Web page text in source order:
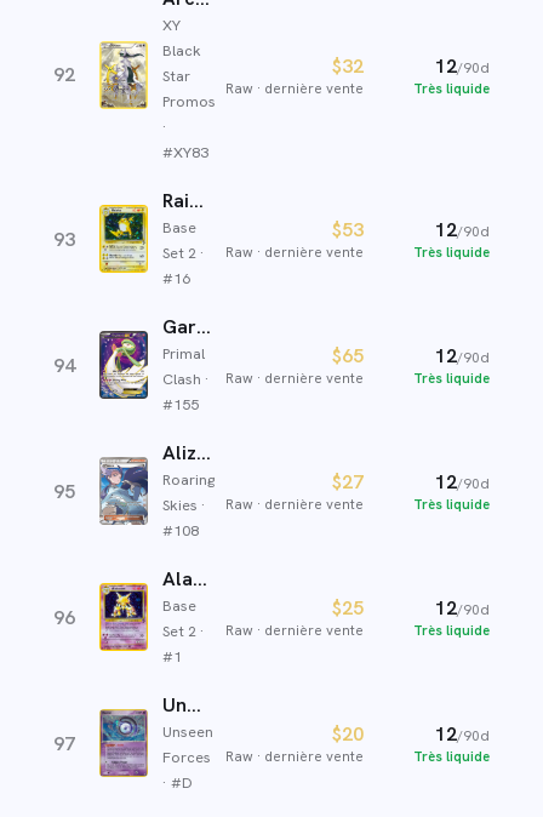
92
XY
Black
Star
Promos
·
#XY83
$32
Raw · dernière vente
12/90d
Très liquide
93
Raichu
Base
Set 2 ·
#16
$53
Raw · dernière vente
12/90d
Très liquide
94
Gardevoir EX
Primal
Clash ·
#155
$65
Raw · dernière vente
12/90d
Très liquide
95
Alizée
Roaring
Skies ·
#108
$27
Raw · dernière vente
12/90d
Très liquide
96
Alakazam
Base
Set 2 ·
#1
$25
Raw · dernière vente
12/90d
Très liquide
97
Unown
Unseen
Forces
· #D
$20
Raw · dernière vente
12/90d
Très liquide